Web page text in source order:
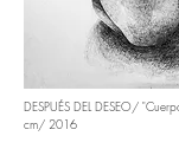
DESPUÉS DEL DESEO/
cm/ 2016